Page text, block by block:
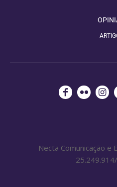
Necta Comunicação e